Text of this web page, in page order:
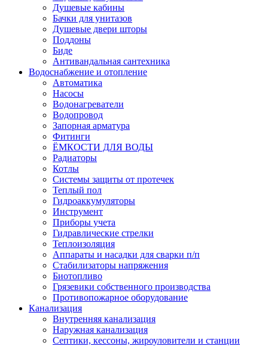
Душевые кабины
Бачки для унитазов
Душевые двери шторы
Поддоны
Биде
Антивандальная сантехника
Водоснабжение и отопление
Автоматика
Насосы
Водонагреватели
Водопровод
Запорная арматура
Фитинги
ЁМКОСТИ ДЛЯ ВОДЫ
Радиаторы
Котлы
Системы защиты от протечек
Теплый пол
Гидроаккумуляторы
Инструмент
Приборы учета
Гидравлические стрелки
Теплоизоляция
Аппараты и насадки для сварки п/п
Стабилизаторы напряжения
Биотопливо
Грязевики собственного производства
Противопожарное оборудование
Канализация
Внутренняя канализация
Наружная канализация
Септики, кессоны, жироуловители и станции